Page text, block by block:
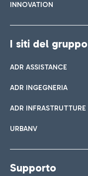
INNOVATION
I siti del gruppo
ADR ASSISTANCE
ADR INGEGNERIA
ADR INFRASTRUTTURE
URBANV
Supporto